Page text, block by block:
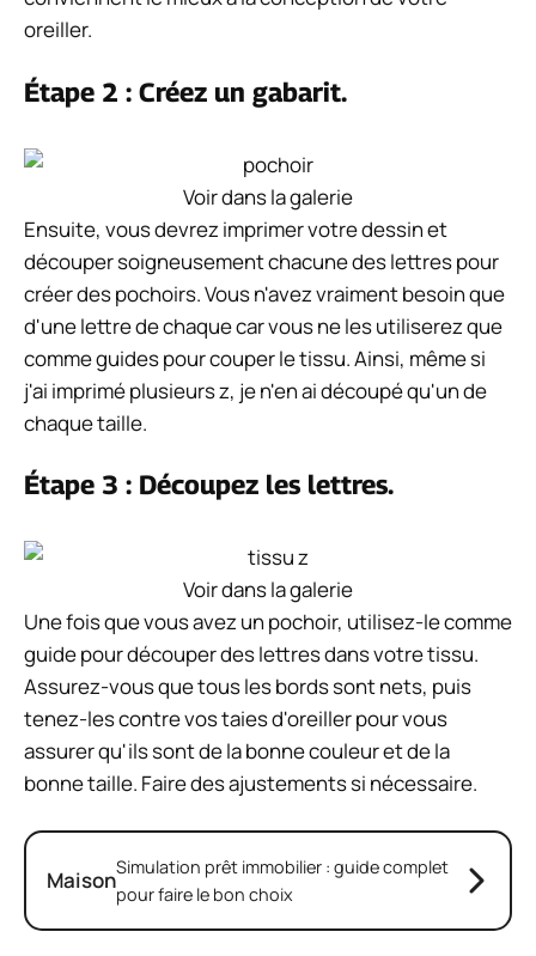
oreiller.
Étape 2 : Créez un gabarit.
Voir dans la galerie
Ensuite, vous devrez imprimer votre dessin et
découper soigneusement chacune des lettres pour
créer des pochoirs. Vous n'avez vraiment besoin que
d'une lettre de chaque car vous ne les utiliserez que
comme guides pour couper le tissu. Ainsi, même si
j'ai imprimé plusieurs z, je n'en ai découpé qu'un de
chaque taille.
Étape 3 : Découpez les lettres.
Voir dans la galerie
Une fois que vous avez un pochoir, utilisez-le comme
guide pour découper des lettres dans votre tissu.
Assurez-vous que tous les bords sont nets, puis
tenez-les contre vos taies d'oreiller pour vous
assurer qu'ils sont de la bonne couleur et de la
bonne taille. Faire des ajustements si nécessaire.
MaisonSimulation prêt immobilier : guide complet
pour faire le bon choix